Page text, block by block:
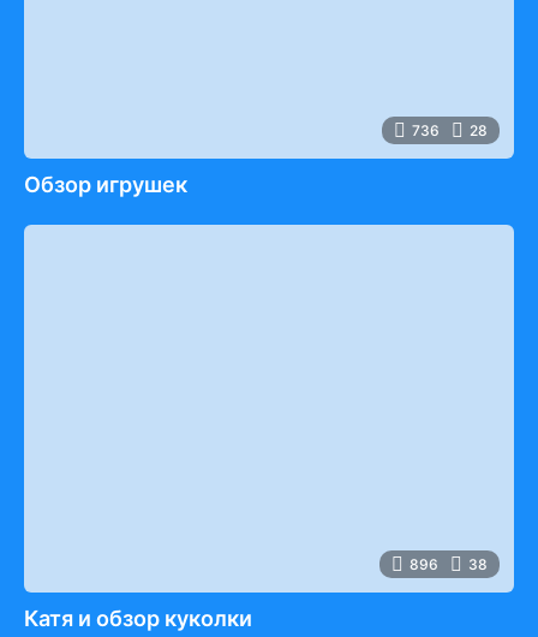
736 28
Обзор игрушек
896 38
Катя и обзор куколки